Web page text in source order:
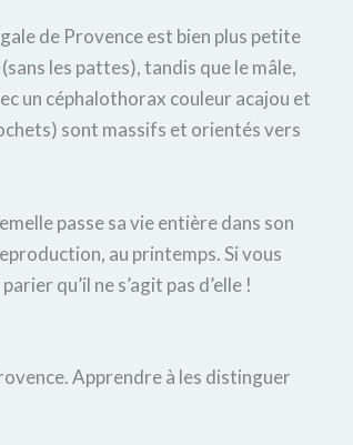
de Provence est bien plus petite
(sans les pattes), tandis que le mâle,
un céphalothorax couleur acajou et
sont massifs et orientés vers
passe sa vie entière dans son
au printemps. Si vous
qu’il ne s’agit pas d’elle !
Apprendre à les distinguer